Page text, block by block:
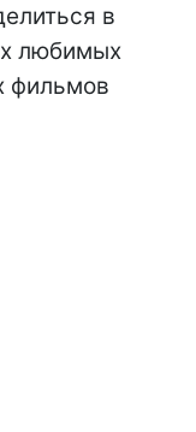
в
любимых
фильмов